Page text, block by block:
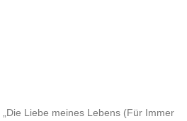
Liebe meines Lebens (Für Immer